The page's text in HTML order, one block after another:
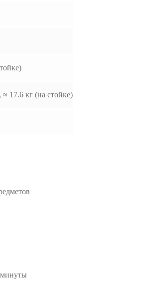
17.6 кг (на стойке)
минуты